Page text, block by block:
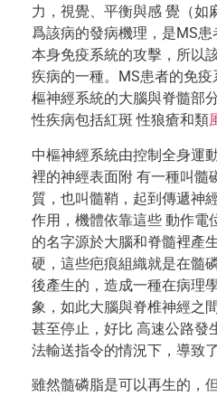
力，視覺、平衡與感 覺（如
爲該病的發病機理，是MS患
本身免疫系統的攻擊，所以
疾病的一種。MS患者的免
樞神經系統的大腦與脊髓部
性疾病包括紅斑 性狼瘡和類
中樞神經系統由控制全身運
裡的神經表面附 有一種叫髓
質，也叫髓鞘，起到傳遞神
作用，機體依靠這些 動作電
的名字源於大腦和脊髓裡產
硬，這些疤痕組織就是在髓
後產生的，造成一種在病理
象，如此大腦與脊椎神經之
甚至停止，好比 高速公路發
法輸送指令的情況下，導致
雖然髓磷脂是可以再生的，